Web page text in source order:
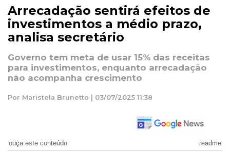
Arrecadação sentirá efeitos de
investimentos a médio prazo,
analisa secretário
Governo tem meta de usar 15% das receitas
para investimentos, enquanto arrecadação
não acompanha crescimento
Por Maristela Brunetto | 03/07/2025 11:38
ouça este conteúdo readme